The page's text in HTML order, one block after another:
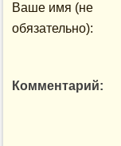
Ваше имя (не
обязательно):
Комментарий: